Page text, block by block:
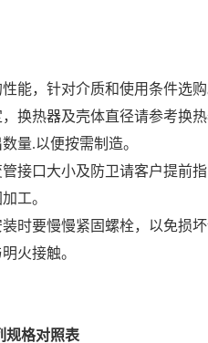
能，针对介质和使用条件选购
换热器及壳体直径请参考换热
量.以便按需制造。
接口大小及防卫请客户提前指
工。
时要慢慢紧固螺栓，以免损坏
火接触。
规格对照表